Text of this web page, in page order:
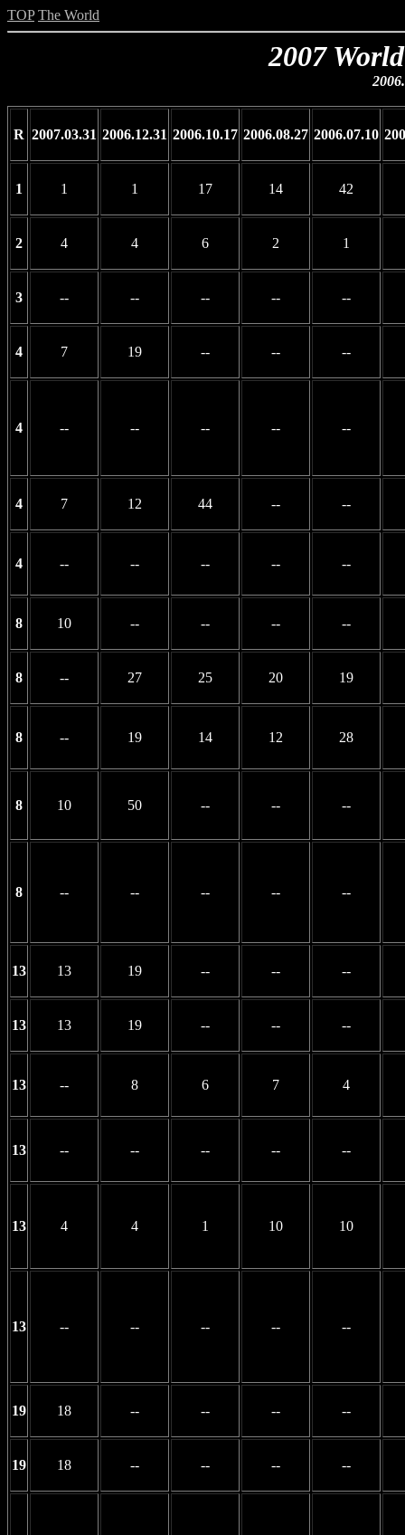
TOP The World
2007
R 2007.03.31 2006.12.31 2006.10.17 2006.08.27 2006.07.10
1 1 1 17 14 42
2 4 4 6 2 1
3 -- -- -- -- --
4 7 19 -- -- --
4 -- -- -- -- --
4 7 12 44 -- --
4 -- -- -- -- --
8 10 -- -- -- --
8 -- 27 25 20 19
8 -- 19 14 12 28
8 10 50 -- -- --
8 -- -- -- -- --
13 13 19 -- -- --
13 13 19 -- -- --
13 -- 8 6 7 4
13 -- -- -- -- --
13 4 4 1 10 10
13 -- -- -- -- --
19 18 -- -- -- --
19 18 -- -- -- --